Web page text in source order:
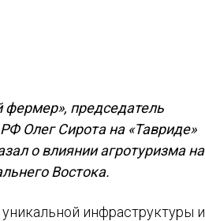
председатель
Олег Сирота на «Тавриде»
о влиянии агротуризма на
Востока.
инфраструктуры и